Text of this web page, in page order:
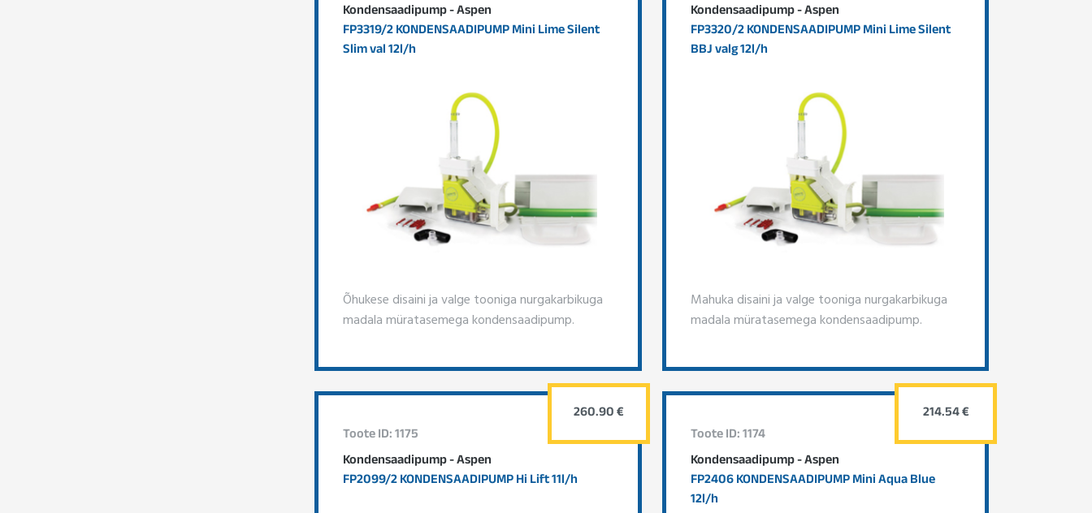
Kondensaadipump - Aspen
FP3319/2 KONDENSAADIPUMP Mini Lime Silent
Slim val 12l/h
Õhukese disaini ja valge tooniga nurgakarbikuga
madala müratasemega kondensaadipump.
Kondensaadipump - Aspen
FP3320/2 KONDENSAADIPUMP Mini Lime Silent
BBJ valg 12l/h
Mahuka disaini ja valge tooniga nurgakarbikuga
madala müratasemega kondensaadipump.
Toote ID: 1175
Kondensaadipump - Aspen
FP2099/2 KONDENSAADIPUMP Hi Lift 11l/h
260.90 €
Toote ID: 1174
Kondensaadipump - Aspen
FP2406 KONDENSAADIPUMP Mini Aqua Blue
12l/h
214.54 €